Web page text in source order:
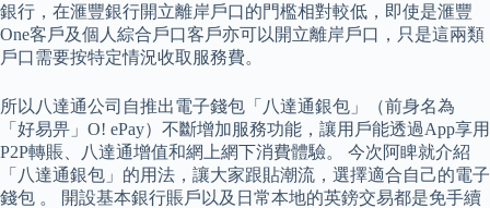
銀行，在滙豐銀行開立離岸戶口的門檻相對較低，即使是滙豐
One客戶及個人綜合戶口客戶亦可以開立離岸戶口，只是這兩類
戶口需要按特定情況收取服務費。
所以八達通公司自推出電子錢包「八達通銀包」（前身名為
「好易畀」O! ePay）不斷增加服務功能，讓用戶能透過App享用
P2P轉賬、八達通增值和網上網下消費體驗。 今次阿睥就介紹
「八達通銀包」的用法，讓大家跟貼潮流，選擇適合自己的電子
錢包 。 開設基本銀行賬戶以及日常本地的英鎊交易都是免手續